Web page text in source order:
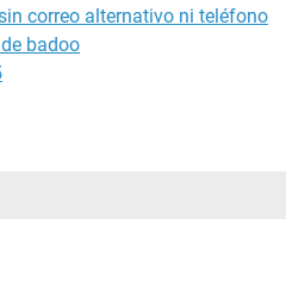
correo alternativo ni teléfono
badoo